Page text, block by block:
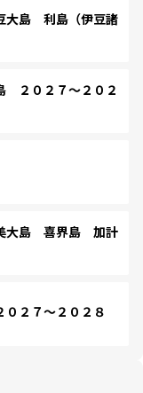
島 利島（伊豆諸
２０２７～２０２
大島 喜界島 加計
２７～２０２８